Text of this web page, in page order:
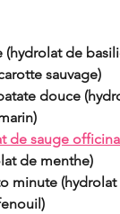
de
sauvage)
douce
de sauge
de menthe)
minute